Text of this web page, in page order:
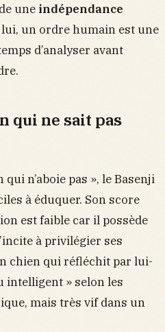
une indépendance
un ordre humain est une
d’analyser avant
qui ne sait pas
n’aboie pas », le Basenji
à éduquer. Son score
est faible car il possède
à privilégier ses
chien qui réfléchit par lui-
intelligent » selon les
mais très vif dans un